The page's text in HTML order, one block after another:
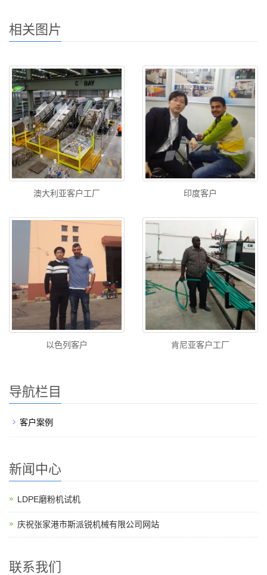
相关图片
澳大利亚客户工厂 印度客户
以色列客户 肯尼亚客户工厂
导航栏目
客户案例
新闻中心
LDPE磨粉机试机
庆祝张家港市斯派锐机械有限公司网站
联系我们